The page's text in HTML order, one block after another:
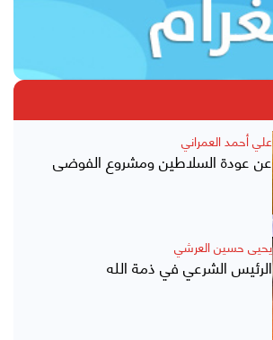
علي أحمد العمراني
عن عودة السلاطين ومشروع الفوضى
يحيى حسين العرشي
الرئيس الشرعي في ذمة الله